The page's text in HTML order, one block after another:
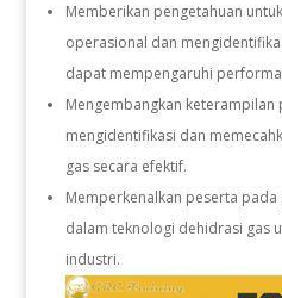
Memberikan pengetahuan
operasional dan
dapat mempengaruhi
Mengembangkan keterampilan
mengidentifikasi dan
gas secara efektif.
Memperkenalkan peserta
dalam teknologi dehidrasi gas
industri.